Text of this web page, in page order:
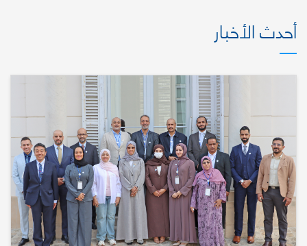
أحدث الأخبار